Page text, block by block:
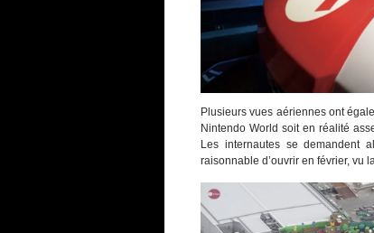
Plusieurs vues aériennes ont
Nintendo World soit en réalité
Les internautes se demandent
raisonnable d’ouvrir en février, vu